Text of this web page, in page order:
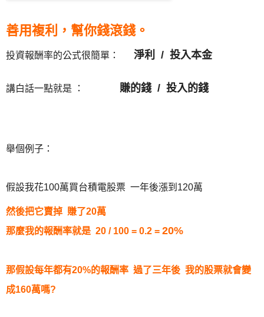
善用複利，幫你錢滾錢。
投資報酬率的公式很簡單： 淨利 / 投入本金
講白話一點就是 ： 賺的錢 / 投入的錢
舉個例子：
假設我花100萬買台積電股票 一年後漲到120萬
然後把它賣掉 賺了20萬
那麼我的報酬率就是 20 / 100 = 0.2 = 20%
那假設每年都有20%的報酬率 過了三年後 我的股票就會變
成160萬嗎?